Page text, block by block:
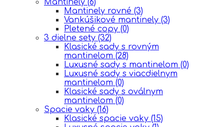
Mantinely rovné (3)
Vankúšikové mantinely (3)
Pletené copy (0)
3 dielne sety (32)
Klasické sady s rovným
mantinelom (28)
Luxusné sady s mantinelom (0)
Luxusné sady s viacdielnym
mantinelom (0)
Klasické sady s oválnym
mantinelom (0)
Spacie vaky (16)
Klasické spacie vaky (15)